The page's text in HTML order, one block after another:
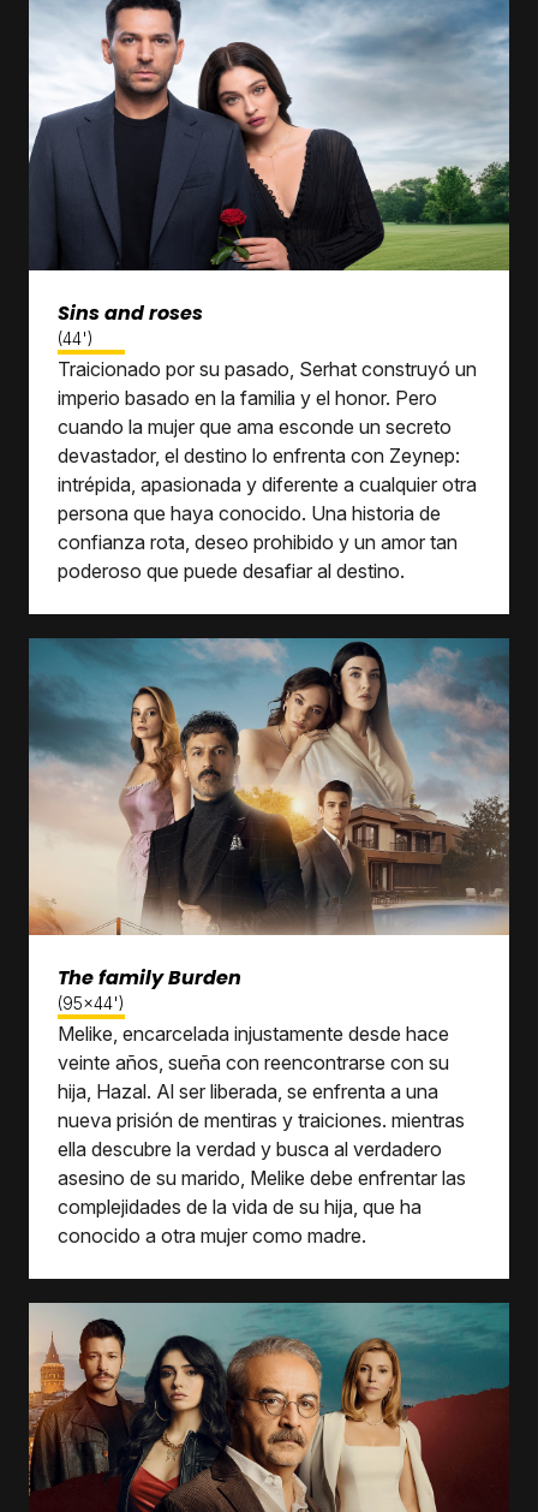
Sins and roses
(44')
Traicionado por su pasado, Serhat construyó un
imperio basado en la familia y el honor. Pero
cuando la mujer que ama esconde un secreto
devastador, el destino lo enfrenta con Zeynep:
intrépida, apasionada y diferente a cualquier otra
persona que haya conocido. Una historia de
confianza rota, deseo prohibido y un amor tan
poderoso que puede desafiar al destino.
The family Burden
(95x44')
Melike, encarcelada injustamente desde hace
veinte años, sueña con reencontrarse con su
hija, Hazal. Al ser liberada, se enfrenta a una
nueva prisión de mentiras y traiciones. mientras
ella descubre la verdad y busca al verdadero
asesino de su marido, Melike debe enfrentar las
complejidades de la vida de su hija, que ha
conocido a otra mujer como madre.